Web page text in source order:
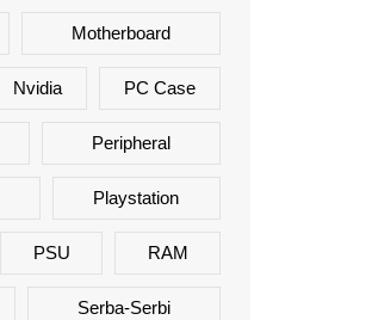
Motherboard
Nvidia PC Case
Peripheral
Playstation
PSU RAM
Serba-Serbi